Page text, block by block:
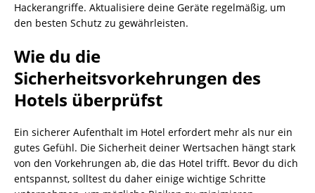
Hackerangriffe. Aktualisiere deine Geräte regelmäßig, um
den besten Schutz zu gewährleisten.
Wie du die
Sicherheitsvorkehrungen des
Hotels überprüfst
Ein sicherer Aufenthalt im Hotel erfordert mehr als nur ein
gutes Gefühl. Die Sicherheit deiner Wertsachen hängt stark
von den Vorkehrungen ab, die das Hotel trifft. Bevor du dich
entspannst, solltest du daher einige wichtige Schritte